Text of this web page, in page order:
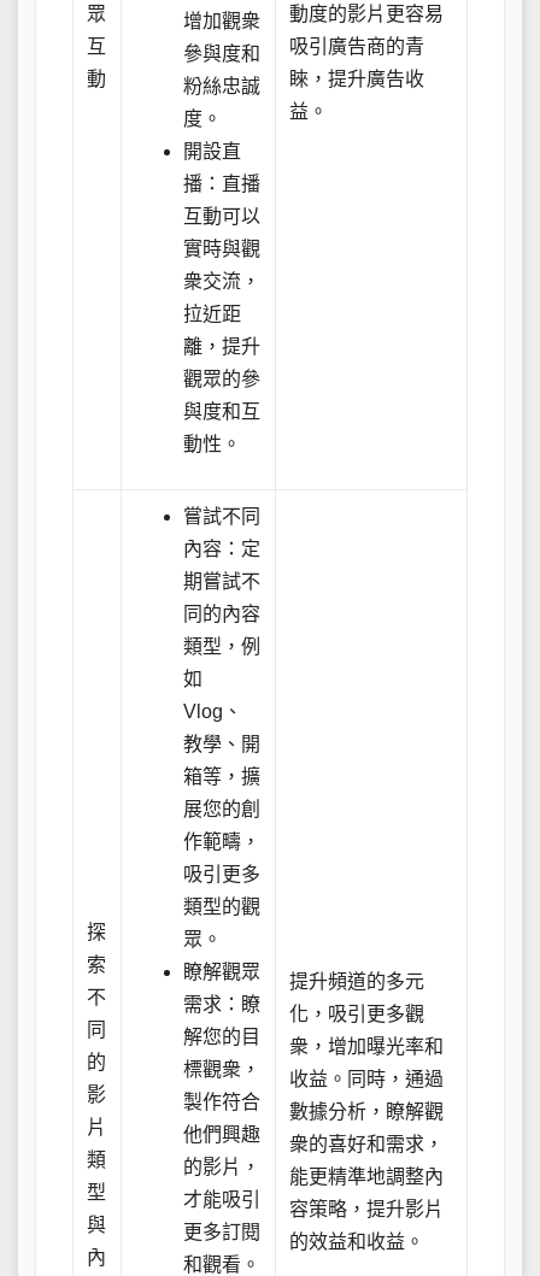
眾
互
動
增加觀衆
參與度和
粉絲忠誠
度。
開設直
播：直播
互動可以
實時與觀
衆交流，
拉近距
離，提升
觀眾的參
與度和互
動性。
動度的影片更容易
吸引廣告商的青
睞，提升廣告收
益。
探
索
不
同
的
影
片
類
型
與
內
嘗試不同
內容：定
期嘗試不
同的內容
類型，例
如
Vlog、
教學、開
箱等，擴
展您的創
作範疇，
吸引更多
類型的觀
眾。
瞭解觀眾
需求：瞭
解您的目
標觀衆，
製作符合
他們興趣
的影片，
才能吸引
更多訂閱
和觀看。
提升頻道的多元
化，吸引更多觀
衆，增加曝光率和
收益。同時，通過
數據分析，瞭解觀
衆的喜好和需求，
能更精準地調整內
容策略，提升影片
的效益和收益。